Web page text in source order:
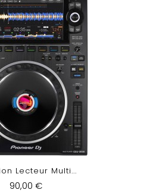
Lecteur Multi...
90,00 €